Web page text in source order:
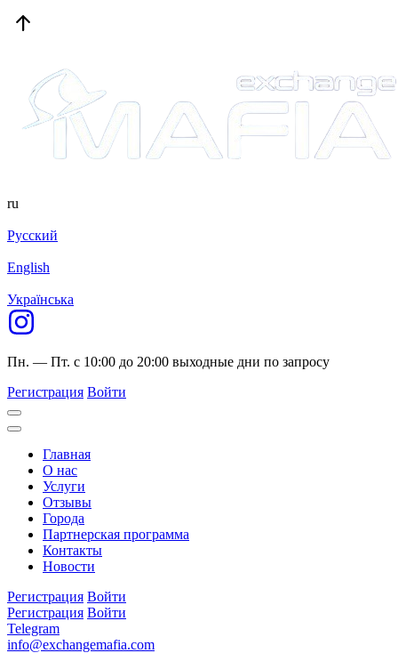
ru
Русский
English
Українська
Пн. — Пт. с 10:00 до 20:00 выходные дни по запросу
Регистрация Войти
Главная
О нас
Услуги
Отзывы
Города
Партнерская программа
Контакты
Новости
Регистрация Войти
Регистрация Войти
Telegram
info@exchangemafia.com